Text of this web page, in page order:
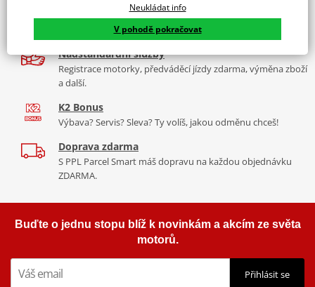
Vyráběné z kvalitního materiálu.
"Testováno zákazníky"
Cena za pár včetně montážní sady.
Více než 30 let zkušeností
Za řídítky motorek, v servisu i prodeji moto vybavení
Nadstandardní služby
Registrace motorky, předváděcí jízdy zdarma, výměna zboží
a další.
K2 Bonus
Výbava? Servis? Sleva? Ty volíš, jakou odměnu chceš!
Doprava zdarma
S PPL Parcel Smart máš dopravu na každou objednávku
ZDARMA.
Buďte o jednu stopu blíž k novinkám a akcím ze světa
motorů.
Přihlásit se
Neukládat info
V pohodě pokračovat